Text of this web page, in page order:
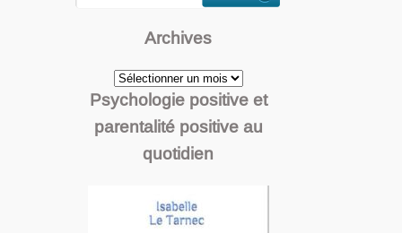
Archives
Archives
Psychologie positive et
parentalité positive au
quotidien